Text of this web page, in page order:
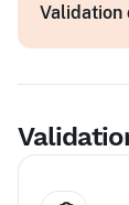
Mise
Validation